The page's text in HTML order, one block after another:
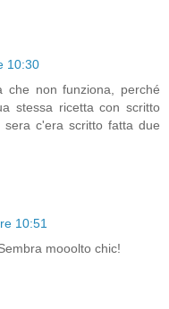
10:30
che non funziona, perché
stessa ricetta con scritto
c'era scritto fatta due
10:51
mooolto chic!